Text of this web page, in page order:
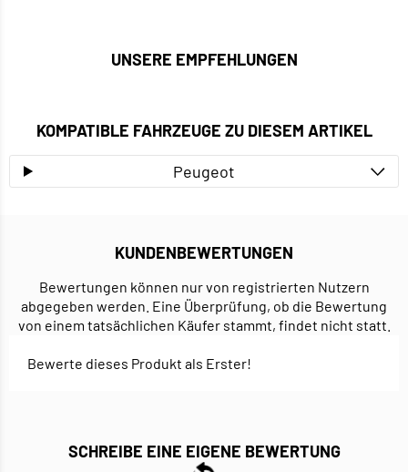
UNSERE EMPFEHLUNGEN
KOMPATIBLE FAHRZEUGE ZU DIESEM ARTIKEL
Peugeot
KUNDENBEWERTUNGEN
Bewertungen können nur von registrierten Nutzern
abgegeben werden. Eine Überprüfung, ob die Bewertung
von einem tatsächlichen Käufer stammt, findet nicht statt.
Bewerte dieses Produkt als Erster!
SCHREIBE EINE EIGENE BEWERTUNG